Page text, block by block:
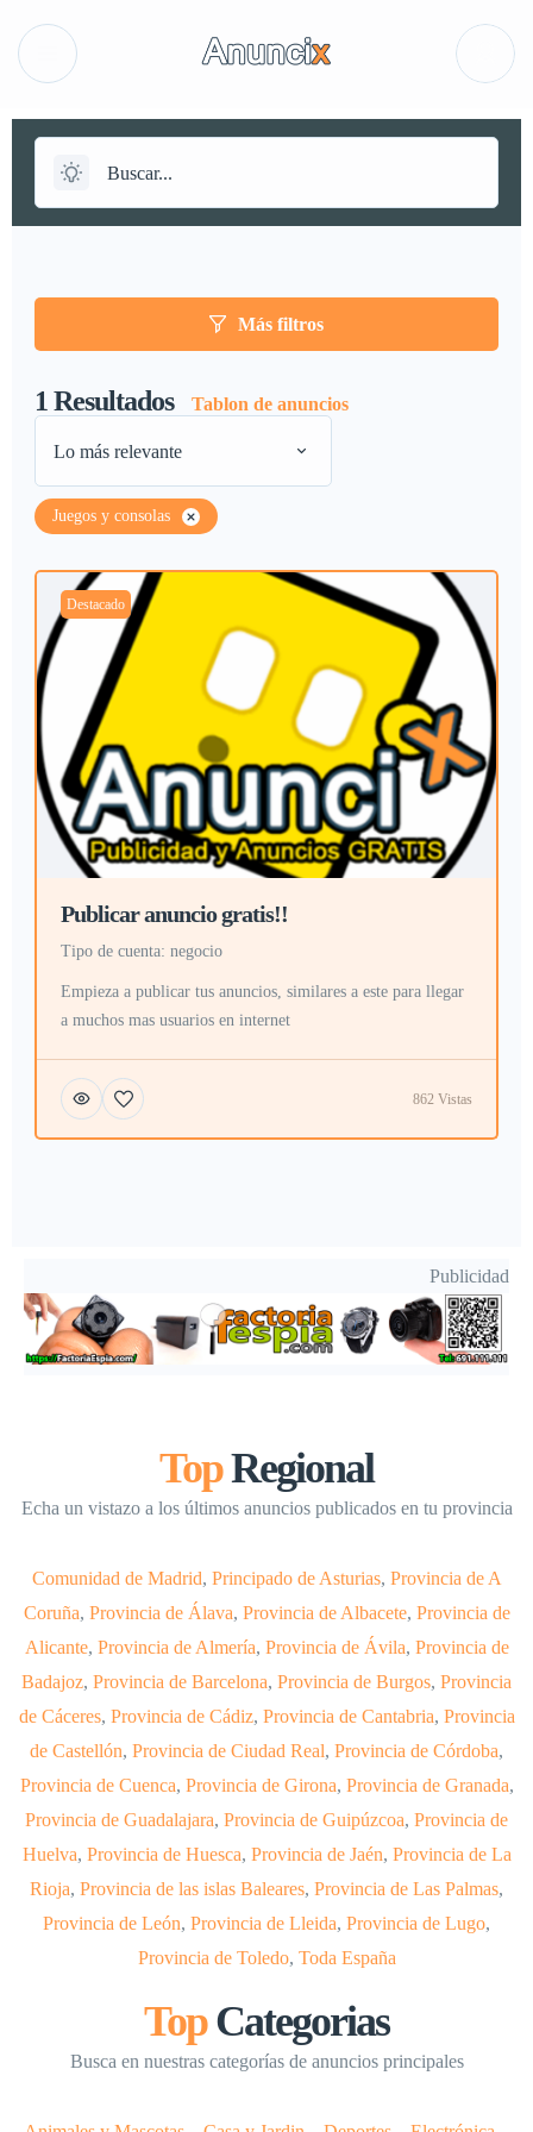
Más filtros
1 Resultados Tablon de anuncios
Lo más relevante
Juegos y consolas
Destacado
Publicar anuncio gratis!!
tipo de cuenta: negocio
Empieza a publicar tus anuncios, similares a este para llegar
a muchos mas usuarios en internet
862 Vistas
Publicidad
TopRegional
Echa un vistazo a los últimos anuncios publicados en tu provincia
Comunidad de Madrid, Principado de Asturias, Provincia de A
Coruña, Provincia de Álava, Provincia de Albacete, Provincia de
Alicante, Provincia de Almería, Provincia de Ávila, Provincia de
Badajoz, Provincia de Barcelona, Provincia de Burgos, Provincia
de Cáceres, Provincia de Cádiz, Provincia de Cantabria, Provincia
de Castellón, Provincia de Ciudad Real, Provincia de Córdoba,
Provincia de Cuenca, Provincia de Girona, Provincia de Granada,
Provincia de Guadalajara, Provincia de Guipúzcoa, Provincia de
Huelva, Provincia de Huesca, Provincia de Jaén, Provincia de La
Rioja, Provincia de las islas Baleares, Provincia de Las Palmas,
Provincia de León, Provincia de Lleida, Provincia de Lugo,
Provincia de Toledo, Toda España
TopCategorias
Busca en nuestras categorías de anuncios principales